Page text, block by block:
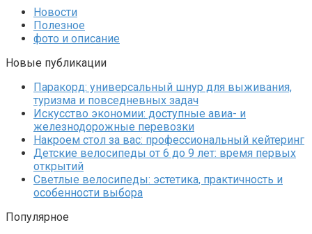
Новости
Полезное
фото и описание
Новые публикации
Паракорд: универсальный шнур для выживания,
туризма и повседневных задач
Искусство экономии: доступные авиа- и
железнодорожные перевозки
Накроем стол за вас: профессиональный кейтеринг
Детские велосипеды от 6 до 9 лет: время первых
открытий
Светлые велосипеды: эстетика, практичность и
особенности выбора
Популярное